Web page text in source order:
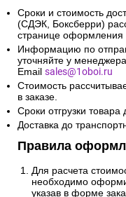
Сроки и стоимость
(СДЭК, Боксберри)
странице оформления
Информацию по
уточняйте у
Email sales@1oboi.ru
Стоимость
в заказе.
Сроки отгрузки
Доставка до
Правила
Для расчета
необходимо
указав в форме